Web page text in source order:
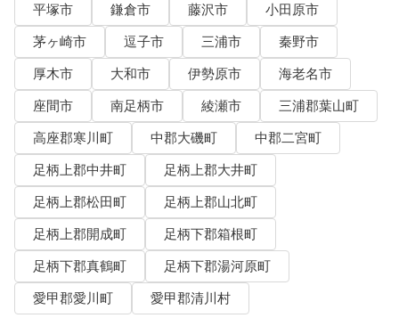
平塚市
鎌倉市 藤沢市
小田原市
茅ヶ崎市
逗子市 三浦市
秦野市
厚木市
大和市 伊勢原市
海老名市
座間市
南足柄市 綾瀬市
三浦郡葉山町
高座郡寒川町
中郡大磯町
中郡二宮町
足柄上郡中井町
足柄上郡大井町
足柄上郡松田町
足柄上郡山北町
足柄上郡開成町
足柄下郡箱根町
足柄下郡真鶴町
足柄下郡湯河原町
愛甲郡愛川町
愛甲郡清川村